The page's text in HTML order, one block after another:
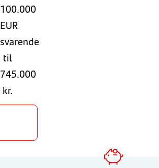
100.000
EUR
svarende
til
745.000
kr.